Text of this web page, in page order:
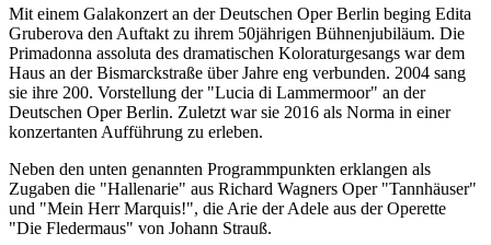
Mit einem Galakonzert an der Deutschen Oper Berlin beging Edita
Gruberova den Auftakt zu ihrem 50jährigen Bühnenjubiläum. Die
Primadonna assoluta des dramatischen Koloraturgesangs war dem
Haus an der Bismarckstraße über Jahre eng verbunden. 2004 sang
sie ihre 200. Vorstellung der "Lucia di Lammermoor" an der
Deutschen Oper Berlin. Zuletzt war sie 2016 als Norma in einer
konzertanten Aufführung zu erleben.
Neben den unten genannten Programmpunkten erklangen als
Zugaben die "Hallenarie" aus Richard Wagners Oper "Tannhäuser"
und "Mein Herr Marquis!", die Arie der Adele aus der Operette
"Die Fledermaus" von Johann Strauß.